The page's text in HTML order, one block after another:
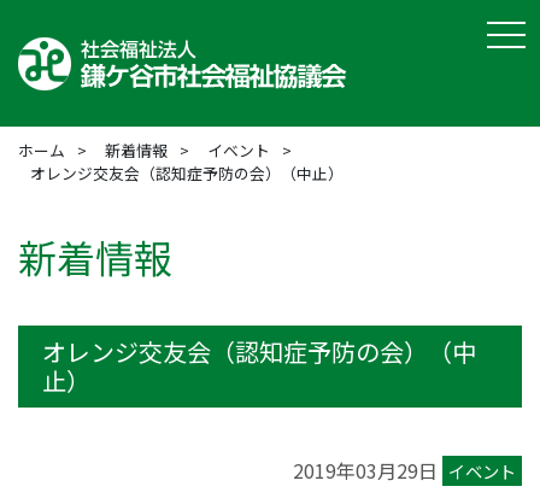
ホーム 新着情報
イベント
オレンジ交友会（認知症予防の会）（中止）
新着情報
オレンジ交友会（認知症予防の会）（中
止）
2019年03月29日 イベント